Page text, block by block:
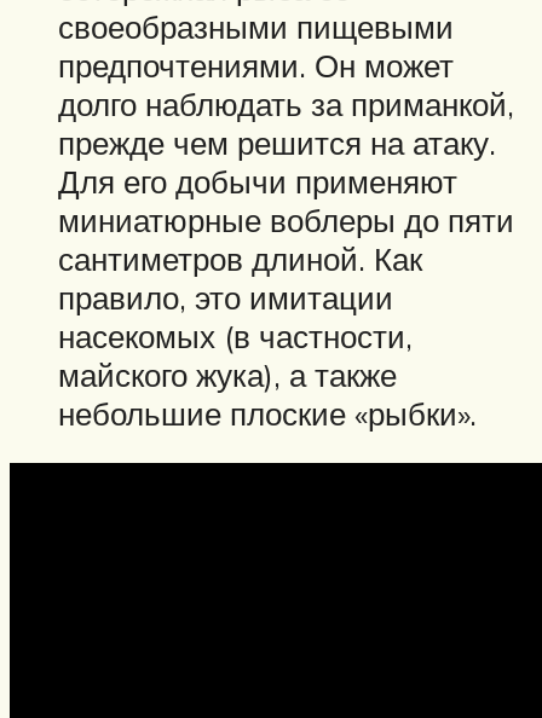
своеобразными пищевыми
предпочтениями. Он может
долго наблюдать за приманкой,
прежде чем решится на атаку.
Для его добычи применяют
миниатюрные воблеры до пяти
сантиметров длиной. Как
правило, это имитации
насекомых (в частности,
майского жука), а также
небольшие плоские «рыбки».